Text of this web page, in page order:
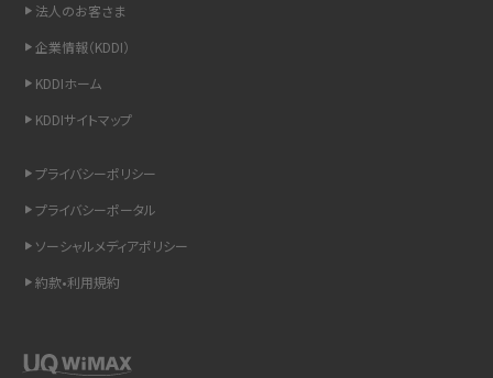
非通知設定とは？184で電話をかける方法やiPhone・Androidの設定を解説
スマホのウィジェットとは？iPhone・Androidの設定方法やおススメを紹介
リプライ機能とは？LINE、X（旧Twitter）、Instagram、TikTokで送る方法を解説
インスタのDMの送り方は？便利機能の使い方や注意点をわかりやすく解説
Bluetooth®とは？Wi-Fiとの違いやスマホ・PCとの接続方法を解説
法人のお客さま
企業情報（KDDI）
KDDIホーム
KDDIサイトマップ
プライバシーポリシー
プライバシーポータル
ソーシャルメディアポリシー
約款•利用規約